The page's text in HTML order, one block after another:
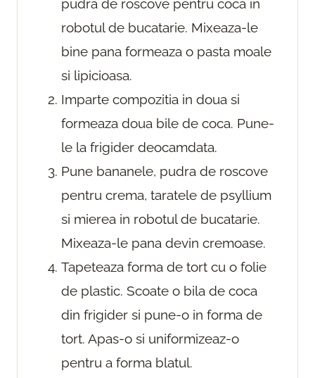
pudra de roscove pentru coca in
robotul de bucatarie. Mixeaza-le
bine pana formeaza o pasta moale
si lipicioasa.
Imparte compozitia in doua si
formeaza doua bile de coca. Pune-
le la frigider deocamdata.
Pune bananele, pudra de roscove
pentru crema, taratele de psyllium
si mierea in robotul de bucatarie.
Mixeaza-le pana devin cremoase.
Tapeteaza forma de tort cu o folie
de plastic. Scoate o bila de coca
din frigider si pune-o in forma de
tort. Apas-o si uniformizeaz-o
pentru a forma blatul.